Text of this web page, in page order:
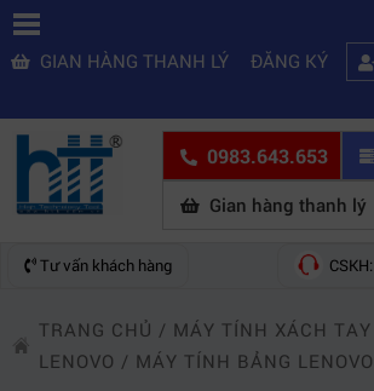
GIAN HÀNG THANH LÝ ĐĂNG KÝ
0983.643.653
Gian hàng thanh lý
Tư vấn khách hàng
TRANG CHỦ / MÁY TÍNH XÁCH
LENOVO / MÁY TÍNH BẢNG LENOVO